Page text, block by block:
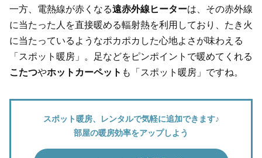
一方、電熱線が赤くなる遠赤外線ヒーターは、その赤外線
に当たった人を直接暖める輻射熱を利用しており、たき火
に当たっているようなポカポカした心地よさが味わえる
「スポット暖房」。足などをピンポイントで暖めてくれる
こたつやホットカーペット も「スポット暖房」ですね。
スポット暖房、レンタルで気軽に追加できます♪
部屋の暖房効率をアップしよう